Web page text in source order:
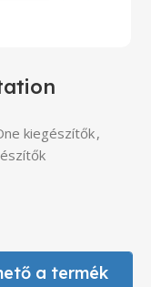
kiegészítők,
a termék